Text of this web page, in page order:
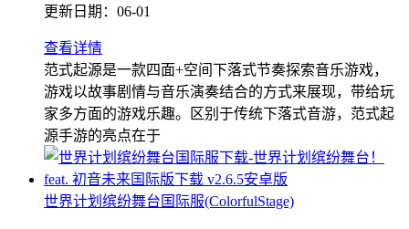
更新日期： 06-01
查看详情
范式起源是一款四面+空间下落式节奏探索音乐游戏，
游戏以故事剧情与音乐演奏结合的方式来展现，带给玩
家多方面的游戏乐趣。区别于传统下落式音游，范式起
源手游的亮点在于
世界计划缤纷舞台国际服(ColorfulStage)